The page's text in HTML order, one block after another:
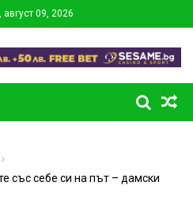
09, 2026
със себе си на път – дамски